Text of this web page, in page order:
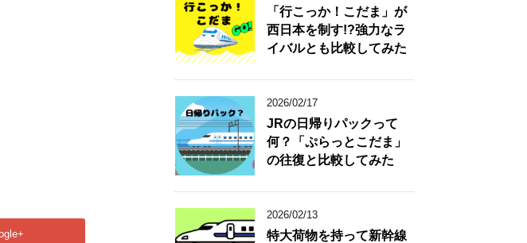
「行こっか！こだま」が
西日本を制す!?強力なラ
イバルとも比較してみた
2026/02/17
JRの日帰りパックって
何？「ぷらっとこだま」
の往復と比較してみた
2026/02/13
特大荷物を持って新幹線